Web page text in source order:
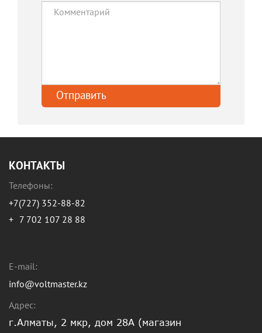
КОНТАКТЫ
Телефоны:
+7(727) 352-88-82
+ 7 702 107 28 88
E-mail:
info@voltmaster.kz
Адрес:
г.Алматы, 2 мкр, дом 28А (магазин